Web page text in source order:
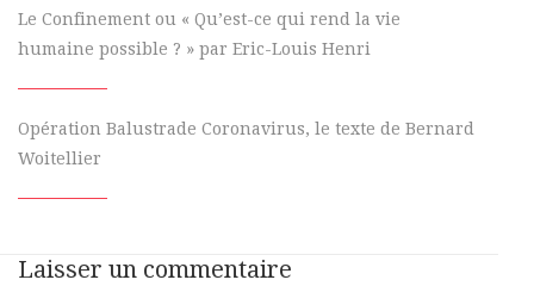
Le Confinement ou « Qu’est-ce qui rend la vie
humaine possible ? » par Eric-Louis Henri
Opération Balustrade Coronavirus, le texte de Bernard
Woitellier
Laisser un commentaire